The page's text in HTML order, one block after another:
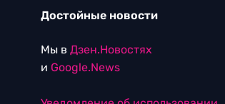
Достойные новости
Мы в Дзен.Новостях
и Google.News